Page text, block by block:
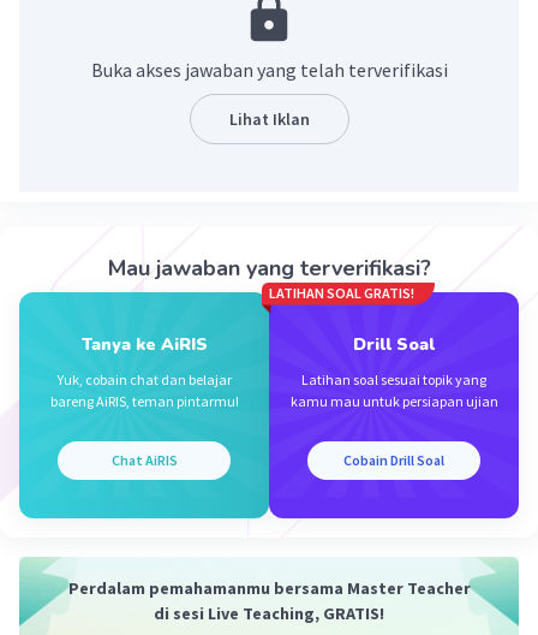
Buka akses jawaban yang telah terverifikasi
Lihat Iklan
Mau jawaban yang terverifikasi?
Tanya ke AiRIS
Yuk, cobain chat dan belajar
bareng AiRIS, teman pintarmu!
Chat AiRIS
LATIHAN SOAL GRATIS!
Drill Soal
Latihan soal sesuai topik yang
kamu mau untuk persiapan ujian
Cobain Drill Soal
Perdalam pemahamanmu bersama Master Teacher
di sesi Live Teaching, GRATIS!